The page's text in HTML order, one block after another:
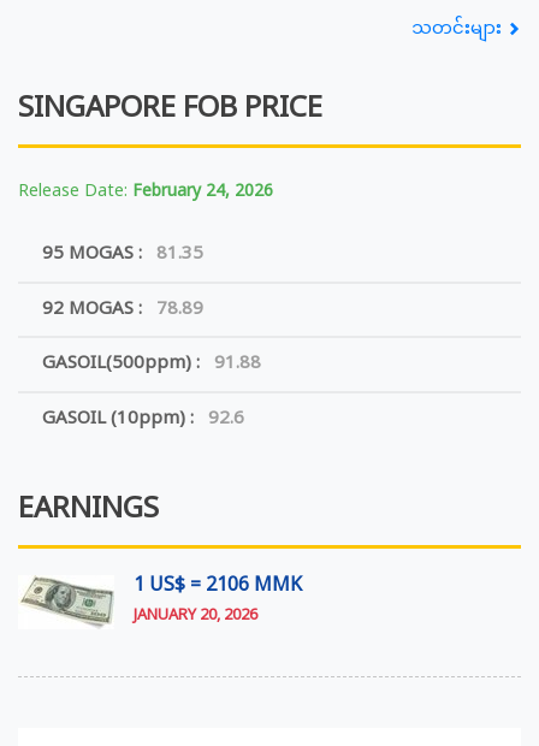
သတင်းများ
SINGAPORE FOB PRICE
Release Date:February 24, 2026
95 MOGAS : 81.35
92 MOGAS : 78.89
GASOIL(500ppm) : 91.88
GASOIL (10ppm) : 92.6
EARNINGS
1 US$ = 2106 MMK
JANUARY 20, 2026